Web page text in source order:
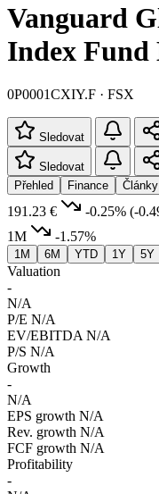
Vanguard
Index Fund
0P0001CXIY.F · FSX
Sledovat
Sledovat
Přehled
Finance Články
191.23 € -0.25% (-
1M
-1.57%
1M 6M YTD 1Y 5Y
Valuation
-
N/A
P/E N/A
EV/EBITDA N/A
P/S N/A
Growth
-
N/A
EPS growth N/A
Rev. growth N/A
FCF growth N/A
Profitability
-